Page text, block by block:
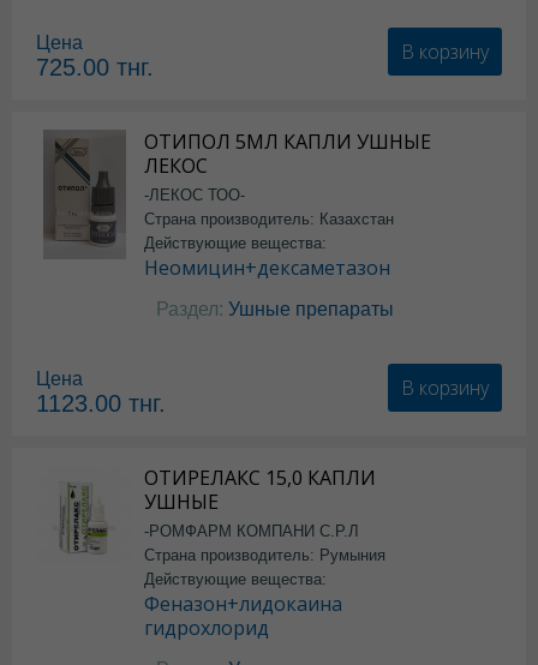
Цена
725.00 тнг.
В корзину
ОТИПОЛ 5МЛ КАПЛИ УШНЫЕ
ЛЕКОС
-ЛЕКОС ТОО-
Страна производитель: Казахстан
Действующие вещества:
Неомицин+дексаметазон
Раздел: Ушные препараты
Цена
1123.00 тнг.
В корзину
ОТИРЕЛАКС 15,0 КАПЛИ
УШНЫЕ
-РОМФАРМ КОМПАНИ С.Р.Л
Страна производитель: Румыния
Действующие вещества:
Феназон+лидокаина
гидрохлорид